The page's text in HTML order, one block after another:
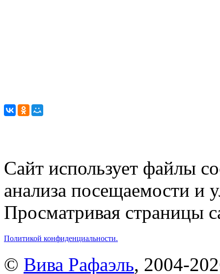
Сайт использует файлы
анализа посещаемости и
Просматривая страницы
Политикой конфиденциальности.
© Вива Рафаэль, 2004-